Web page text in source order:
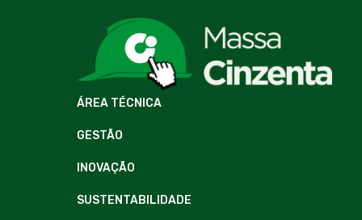
ÁREA TÉCNICA
GESTÃO
INOVAÇÃO
SUSTENTABILIDADE